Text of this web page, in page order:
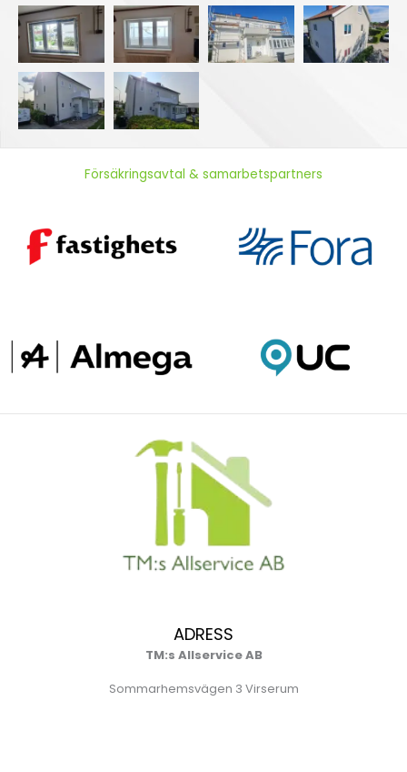
Försäkringsavtal & samarbetspartners
ADRESS
TM:s Allservice AB
Sommarhemsvägen 3 Virserum